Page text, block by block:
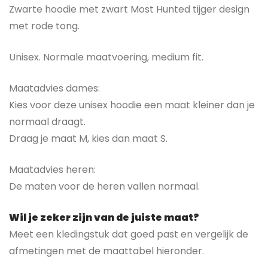
Zwarte hoodie met zwart Most Hunted tijger design
met rode tong.
Unisex. Normale maatvoering, medium fit.
Maatadvies dames:
Kies voor deze unisex hoodie een maat kleiner dan je
normaal draagt.
Draag je maat M, kies dan maat S.
Maatadvies heren:
De maten voor de heren vallen normaal.
Wil je zeker zijn van de juiste maat?
Meet een kledingstuk dat goed past en vergelijk de
afmetingen met de maattabel hieronder.